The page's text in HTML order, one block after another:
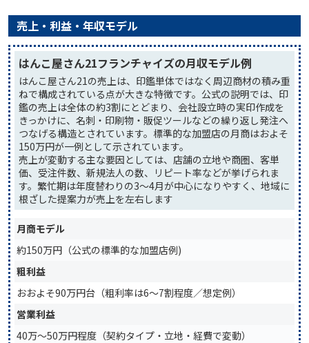
売上・利益・年収モデル
はんこ屋さん21フランチャイズの月収モデル例
はんこ屋さん21の売上は、印鑑単体ではなく周辺商材の積み重
ねで構成されている点が大きな特徴です。公式の説明では、印
鑑の売上は全体の約3割にとどまり、会社設立時の実印作成を
きっかけに、名刺・印刷物・販促ツールなどの繰り返し発注へ
つなげる構造とされています。標準的な加盟店の月商はおよそ
150万円が一例として示されています。
売上が変動する主な要因としては、店舗の立地や商圏、客単
価、受注件数、新規法人の数、リピート率などが挙げられま
す。繁忙期は年度替わりの3〜4月が中心になりやすく、地域に
根ざした提案力が売上を左右します
月商モデル
約150万円（公式の標準的な加盟店例)
粗利益
おおよそ90万円台（粗利率は6〜7割程度／想定例）
営業利益
40万〜50万円程度（契約タイプ・立地・経費で変動）